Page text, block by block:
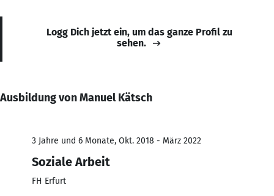
Logg Dich jetzt ein, um das ganze Profil zu
sehen.
Ausbildung von Manuel Kätsch
3 Jahre und 6 Monate, Okt. 2018 - März 2022
Soziale Arbeit
FH Erfurt